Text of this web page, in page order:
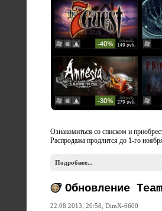
Ознакомиться со списком и
Распродажа продлится до 1-го
Подробнее...
Обновление
22.08.2013, 20:58, DimX-6600